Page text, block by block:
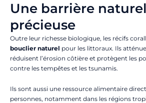
Une barrière
précieuse
Outre leur richesse biologique, les récifs
bouclier naturel pour les littoraux. Ils
réduisent l’érosion côtière et protègent les
contre les tempêtes et les tsunamis.
Ils sont aussi une ressource alimentaire
personnes, notamment dans les régions